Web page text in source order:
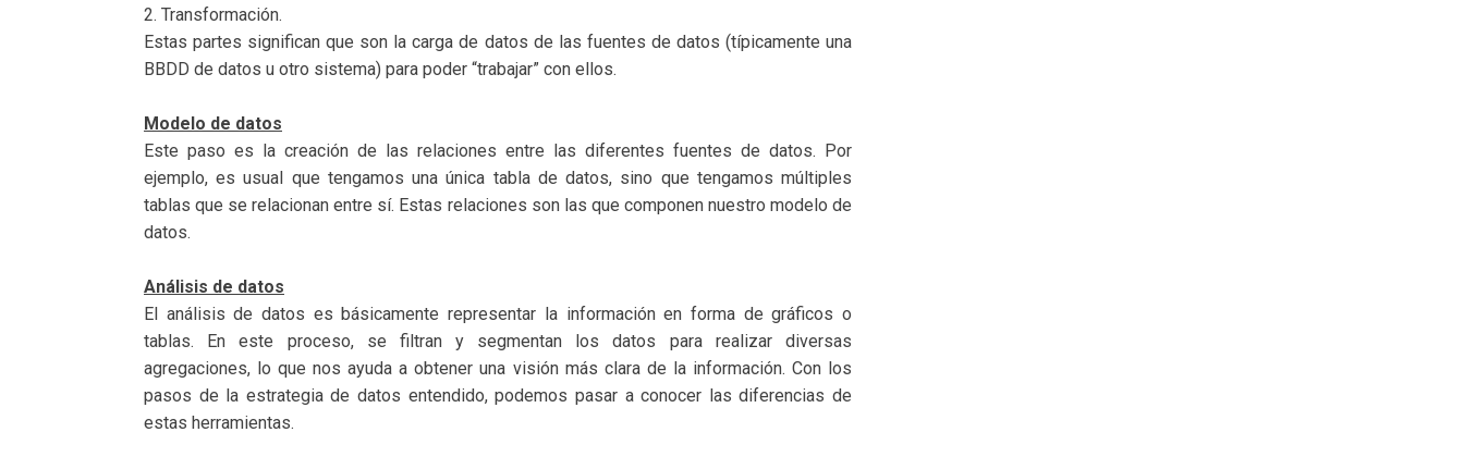
2. Transformación.
Estas partes significan que son la carga de datos de las fuentes de datos (típicamente una
BBDD de datos u otro sistema) para poder “trabajar” con ellos.
Modelo de datos
Este paso es la creación de las relaciones entre las diferentes fuentes de datos. Por
ejemplo, es usual que tengamos una única tabla de datos, sino que tengamos múltiples
tablas que se relacionan entre sí. Estas relaciones son las que componen nuestro modelo de
datos.
Análisis de datos
El análisis de datos es básicamente representar la información en forma de gráficos o
tablas. En este proceso, se filtran y segmentan los datos para realizar diversas
agregaciones, lo que nos ayuda a obtener una visión más clara de la información. Con los
pasos de la estrategia de datos entendido, podemos pasar a conocer las diferencias de
estas herramientas.